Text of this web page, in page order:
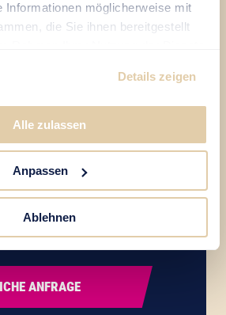
Informationen möglicherweise mit
die Sie ihnen bereitgestellt
Details zeigen
Alle zulassen
Anpassen
Ablehnen
BULLS
mtl.
1'890.-
0.-
1'890.-
ANFRAGE